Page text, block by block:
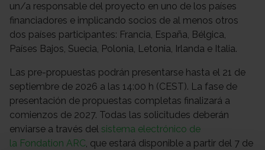
un/a responsable del proyecto en uno de los países
financiadores e implicando socios de al menos otros
dos países participantes: Francia, España, Bélgica,
Países Bajos, Suecia, Polonia, Letonia, Irlanda e Italia.
Las pre-propuestas podrán presentarse hasta el 21 de
septiembre de 2026 a las 14:00 h (CEST). La fase de
presentación de propuestas completas finalizará a
comienzos de 2027. Todas las solicitudes deberán
enviarse a través del sistema electrónico de
la Fondation ARC, que estará disponible a partir del 7 de